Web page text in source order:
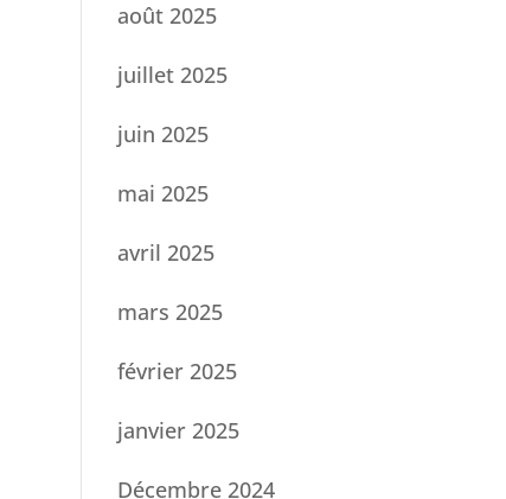
août 2025
juillet 2025
juin 2025
mai 2025
avril 2025
mars 2025
février 2025
janvier 2025
Décembre 2024